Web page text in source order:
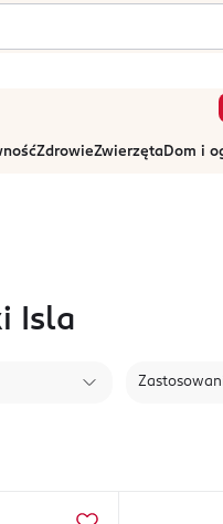
ZdrowieZwierzętaDom i
Isla